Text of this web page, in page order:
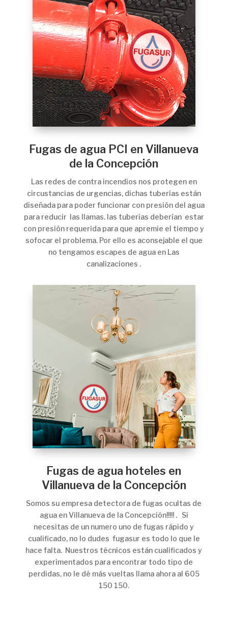
Fugas de agua PCI en Villanueva
de la Concepción
Las redes de contra incendios nos protegen en
circustancias de urgencias, dichas tuberías están
diseñada para poder funcionar con presión del agua
para reducir las llamas. las tuberías deberían estar
con presión requerida para que apremie el tiempo y
sofocar el problema. Por ello es aconsejable el que
no tengamos escapes de agua en Las
canalizaciones .
Fugas de agua hoteles en
Villanueva de la Concepción
Somos su empresa detectora de fugas ocultas de
agua en Villanueva de la Concepción!!!!! . Si
necesitas de un numero uno de fugas rápido y
cualificado, no lo dudes fugasur es todo lo que le
hace falta. Nuestros técnicos están cualificados y
experimentados para encontrar todo tipo de
perdidas, no le dé más vueltas llama ahora al 605
150 150.